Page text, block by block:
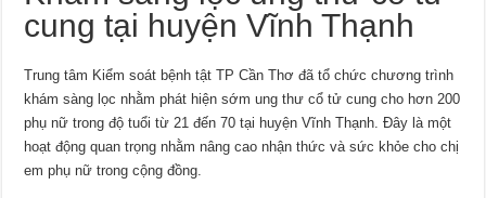
cung tại huyện Vĩnh Thạnh
Trung tâm Kiểm soát bệnh tật TP Cần Thơ đã tổ chức chương trình
khám sàng lọc nhằm phát hiện sớm ung thư cổ tử cung cho hơn 200
phụ nữ trong độ tuổi từ 21 đến 70 tại huyện Vĩnh Thạnh. Đây là một
hoạt động quan trọng nhằm nâng cao nhận thức và sức khỏe cho chị
em phụ nữ trong cộng đồng.